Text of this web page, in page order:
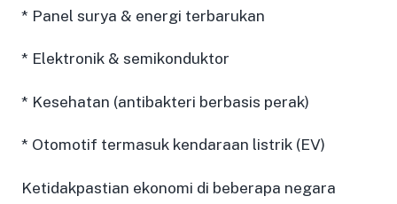
* Panel surya & energi terbarukan
* Elektronik & semikonduktor
* Kesehatan (antibakteri berbasis perak)
* Otomotif termasuk kendaraan listrik (EV)
Ketidakpastian ekonomi di beberapa negara